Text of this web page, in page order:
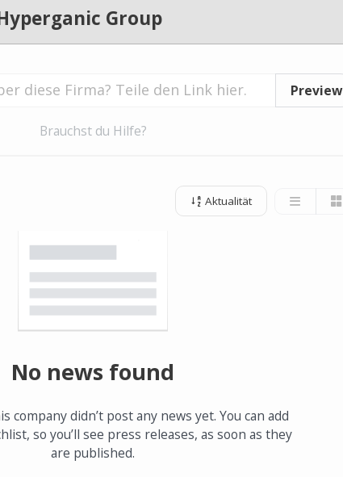
Group
Preview
Brauchst du Hilfe?
Aktualität
No news found
company didn’t post any news yet. You can add
so you’ll see press releases, as soon as they
are published.